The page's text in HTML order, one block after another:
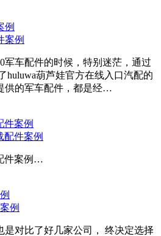
例
车配件的时候，特别迷茫，通过
huluwa葫芦娃官方在线入口汽配的
供的军车配件，都是经…
件案例
件案例…
对比了好几家公司， 终决定选择